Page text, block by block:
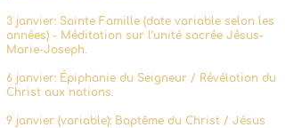
3 janvier: Sainte Famille (date variable selon les
années) - Méditation sur l’unité sacrée Jésus-
Marie-Joseph.
6 janvier: Épiphanie du Seigneur / Révélation du
Christ aux nations.
9 janvier (variable): Baptême du Christ / Jésus